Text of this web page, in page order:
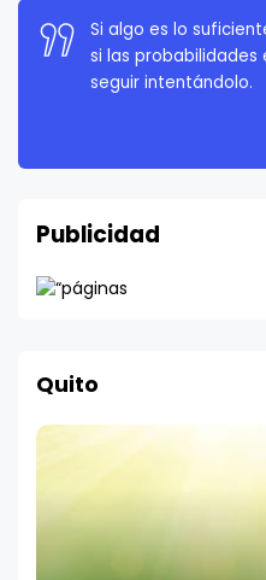
Si algo es lo
si las
seguir intentándolo.
Publicidad
Quito